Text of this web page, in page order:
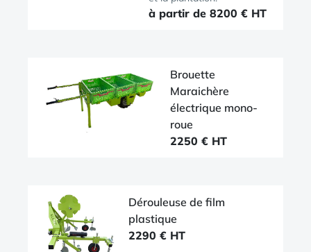
à partir de 8200 € HT
Brouette
Maraichère
électrique mono-
roue
2250 € HT
Dérouleuse de film
plastique
2290 € HT